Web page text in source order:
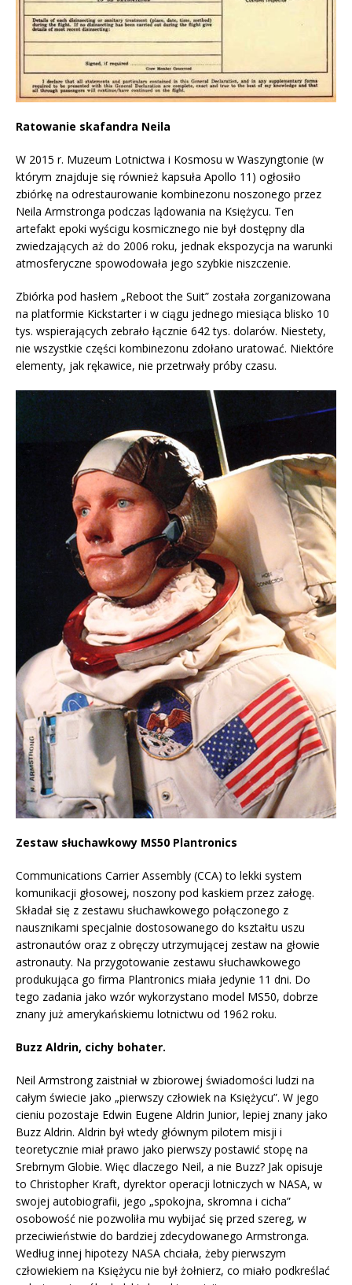
Ratowanie skafandra Neila
W 2015 r. Muzeum Lotnictwa i Kosmosu w Waszyngtonie (w
którym znajduje się również kapsuła Apollo 11) ogłosiło
zbiórkę na odrestaurowanie kombinezonu noszonego przez
Neila Armstronga podczas lądowania na Księżycu. Ten
artefakt epoki wyścigu kosmicznego nie był dostępny dla
zwiedzających aż do 2006 roku, jednak ekspozycja na warunki
atmosferyczne spowodowała jego szybkie niszczenie.
Zbiórka pod hasłem „Reboot the Suit” została zorganizowana
na platformie Kickstarter i w ciągu jednego miesiąca blisko 10
tys. wspierających zebrało łącznie 642 tys. dolarów. Niestety,
nie wszystkie części kombinezonu zdołano uratować. Niektóre
elementy, jak rękawice, nie przetrwały próby czasu.
Zestaw słuchawkowy MS50 Plantronics
Communications Carrier Assembly (CCA) to lekki system
komunikacji głosowej, noszony pod kaskiem przez załogę.
Składał się z zestawu słuchawkowego połączonego z
nausznikami specjalnie dostosowanego do kształtu uszu
astronautów oraz z obręczy utrzymującej zestaw na głowie
astronauty. Na przygotowanie zestawu słuchawkowego
produkująca go firma Plantronics miała jedynie 11 dni. Do
tego zadania jako wzór wykorzystano model MS50, dobrze
znany już amerykańskiemu lotnictwu od 1962 roku.
Buzz Aldrin, cichy bohater.
Neil Armstrong zaistniał w zbiorowej świadomości ludzi na
całym świecie jako „pierwszy człowiek na Księżycu”. W jego
cieniu pozostaje Edwin Eugene Aldrin Junior, lepiej znany jako
Buzz Aldrin. Aldrin był wtedy głównym pilotem misji i
teoretycznie miał prawo jako pierwszy postawić stopę na
Srebrnym Globie. Więc dlaczego Neil, a nie Buzz? Jak opisuje
to Christopher Kraft, dyrektor operacji lotniczych w NASA, w
swojej autobiografii, jego „spokojna, skromna i cicha”
osobowość nie pozwoliła mu wybijać się przed szereg, w
przeciwieństwie do bardziej zdecydowanego Armstronga.
Według innej hipotezy NASA chciała, żeby pierwszym
człowiekiem na Księżycu nie był żołnierz, co miało podkreślać